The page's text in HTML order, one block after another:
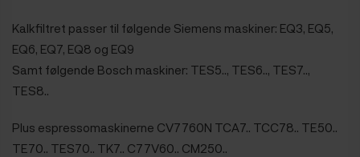
Kalkfiltret passer til følgende Siemens maskiner: EQ3, EQ5,
EQ6, EQ7, EQ8 og EQ9
Samt følgende Bosch maskiner: TES5.., TES6.., TES7..,
TES8..
Plus espressomaskinerne CV7760N TCA7.. TCC78.. TE50..
TE70.. TES70.. TK7.. C77V60.. CM250..